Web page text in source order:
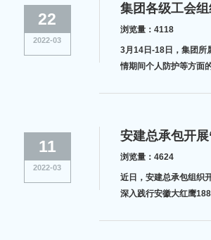
22
2022-03
集团各级工会
浏览量：4118
3月14日-18日，集团所
情期间个人防护等方面
11
2022-03
安建总承包开
浏览量：4624
近日，安建总承包组织
深入践行安徽大红鹰